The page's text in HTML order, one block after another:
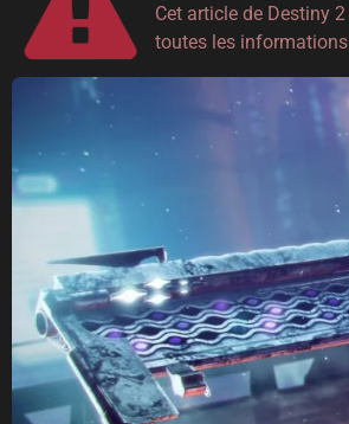
Cet article de Destiny
toutes les